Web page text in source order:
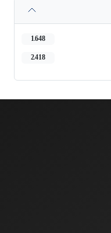
1,648
2,418